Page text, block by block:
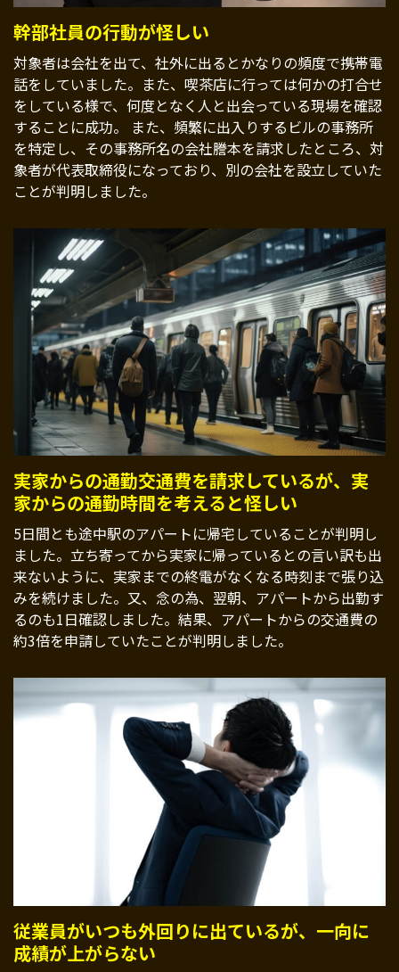
幹部社員の行動が怪しい
対象者は会社を出て、社外に出るとかなりの頻度で携帯電
話をしていました。また、喫茶店に行っては何かの打合せ
をしている様で、何度となく人と出会っている現場を確認
することに成功。 また、頻繁に出入りするビルの事務所
を特定し、その事務所名の会社謄本を請求したところ、対
象者が代表取締役になっており、別の会社を設立していた
ことが判明しました。
実家からの通勤交通費を請求しているが、実
家からの通勤時間を考えると怪しい
5日間とも途中駅のアパートに帰宅していることが判明し
ました。立ち寄ってから実家に帰っているとの言い訳も出
来ないように、実家までの終電がなくなる時刻まで張り込
みを続けました。又、念の為、翌朝、アパートから出勤す
るのも1日確認しました。結果、アパートからの交通費の
約3倍を申請していたことが判明しました。
従業員がいつも外回りに出ているが、一向に
成績が上がらない